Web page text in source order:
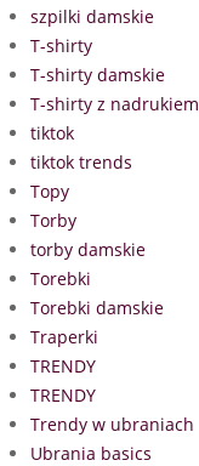
szpilki damskie
T-shirty
T-shirty damskie
T-shirty z nadrukiem
tiktok
tiktok trends
Topy
Torby
torby damskie
Torebki
Torebki damskie
Traperki
TRENDY
TRENDY
Trendy w ubraniach
Ubrania basics